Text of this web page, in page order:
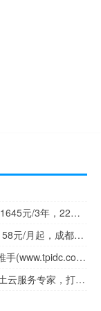
阿里云企业新用户福利：2核8G6M云服务器1645元/3年，22日截止
无忧云：AMD EPYC霄龙CPU，低至4.2折，58元/月起，成都100G高防云，泉州200G高防云
江苏万客云测评：灌南县域数字经济的云端推手(www.tpidc.com)
云盒网络（boxofcloud.com）测评：安国本土云服务专家，打造轻量化企业上云方案